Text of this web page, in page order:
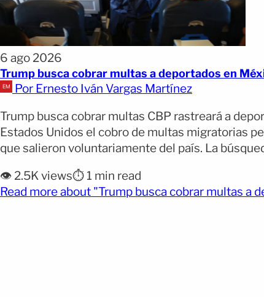
6 ago 2026
Trump busca cobrar multas a deportados en
Por Ernesto Iván Vargas Martínez
Trump busca cobrar multas CBP rastreará a
Estados Unidos el cobro de multas migratorias
que salieron voluntariamente del país. La
👁️ 2.5K views⏱️ 1 min read
Read more about "Trump busca cobrar multas a